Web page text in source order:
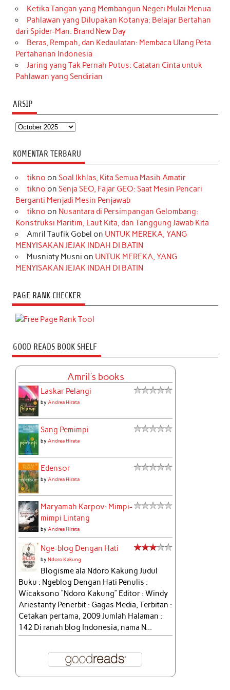
Ketika Tangan yang Membangun Negeri Mulai Menua
Pahlawan yang Dilupakan Kotanya: Belajar Bertahan
dari Spider-Man: Brand New Day
Beras, Rempah, dan Kedaulatan: Membaca Ulang Peta
Pertahanan Indonesia
Jaring yang Tak Pernah Putus: Catatan Cinta untuk
Pahlawan yang Sendirian
ARSIP
Arsip
KOMENTAR TERBARU
tikno on Soal Ikhlas, Kita Semua Masih Amatir
tikno on Senja SEO, Fajar GEO: Saat Mesin Pencari
Berganti Menjadi Mesin Penjawab
tikno on Nusantara di Persimpangan Gelombang:
Konstruksi Maritim, Laut Kita, dan Tanggung Jawab Kita
Amril Taufik Gobel on UNTUK MEREKA, YANG
MENYISAKAN JEJAK INDAH DI BATIN
Musniaty Musni on UNTUK MEREKA, YANG
MENYISAKAN JEJAK INDAH DI BATIN
PAGE RANK CHECKER
GOOD READS BOOK SHELF
Amril's books
Laskar Pelangi
by Andrea Hirata
Sang Pemimpi
by Andrea Hirata
Edensor
by Andrea Hirata
Maryamah Karpov: Mimpi-
mimpi Lintang
by Andrea Hirata
Nge-blog Dengan Hati
byNdoro Kakung
Blogisme ala Ndoro Kakung Judul
Buku : Ngeblog Dengan Hati Penulis :
Wicaksono “Ndoro Kakung” Editor : Windy
Ariestanty Penerbit : Gagas Media, Terbitan :
Cetakan pertama, 2009 Jumlah Halaman :
142 Di ranah blog Indonesia, nama N...